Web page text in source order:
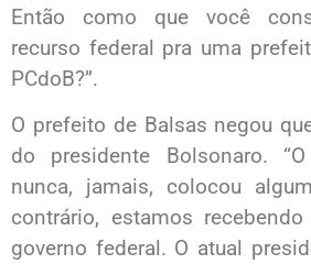
Então como que você
recurso federal pra uma
PCdoB?”.
O prefeito de Balsas negou
do presidente Bolsonaro.
nunca, jamais, colocou
contrário, estamos
governo federal. O atual